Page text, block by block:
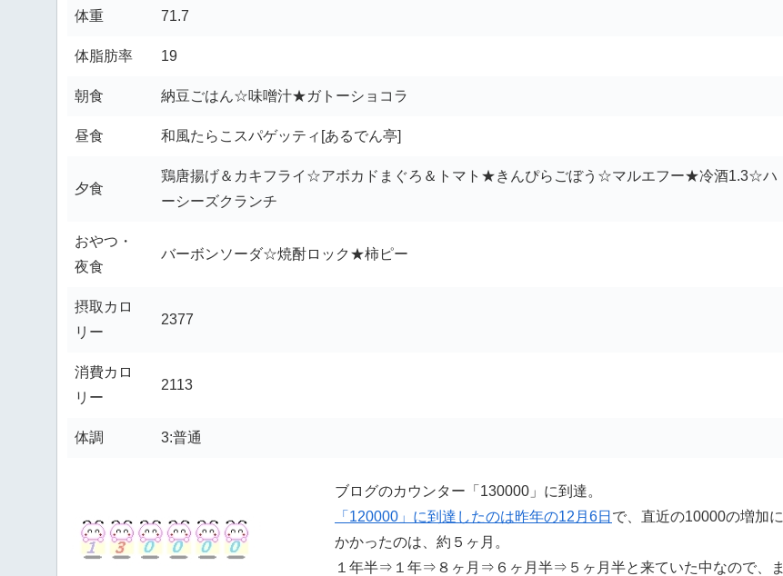
体重 71.7
体脂肪率 19
朝食 納豆ごはん☆味噌汁★ガトーショコラ
昼食 和風たらこスパゲッティ[あるでん亭]
夕食
鶏唐揚げ＆カキフライ☆アボカドまぐろ＆トマト★きんぴらごぼう☆マルエフー★冷酒1.3☆ハ
ーシーズクランチ
おやつ・
夜食
バーボンソーダ☆焼酎ロック★柿ピー
摂取カロ
リー
2377
消費カロ
リー
2113
体調 3:普通
ブログのカウンター「130000」に到達。
「120000」に到達したのは昨年の12月6日 で、直近の10000の増加に
かかったのは、約５ヶ月。
１年半⇒１年⇒８ヶ月⇒６ヶ月半⇒５ヶ月半と来ていた中なので、ま